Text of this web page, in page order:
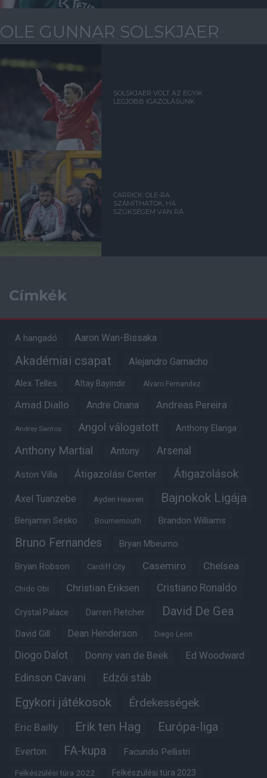
OLE GUNNAR SOLSKJAER
SOLSKJAER VOLT AZ EGYIK
LEGJOBB IGAZOLÁSUNK
CARRICK: OLE-RA
SZÁMÍTHATOK, HA
SZÜKSÉGEM VAN RÁ
Címkék
A hangadó Aaron Wan-Bissaka
Akadémiai csapat Alejandro Garnacho
Alex Telles Altay Bayindir Alvaro Fernandez
Amad Diallo Andre Onana Andreas Pereira
Andrey Santos Angol válogatott Anthony Elanga
Anthony Martial Antony Arsenal
Aston Villa Átigazolási Center Átigazolások
Axel Tuanzebe Ayden Heaven Bajnokok Ligája
Benjamin Sesko Bournemouth Brandon Williams
Bruno Fernandes Bryan Mbeumo
Bryan Robson Cardiff City Casemiro Chelsea
Chido Obi Christian Eriksen Cristiano Ronaldo
Crystal Palace Darren Fletcher David De Gea
David Gill Dean Henderson Diego Leon
Diogo Dalot Donny van de Beek Ed Woodward
Edinson Cavani Edzői stáb
Egykori játékosok Érdekességek
Eric Bailly Erik ten Hag Európa-liga
Everton FA-kupa Facundo Pellistri
Felkészülési túra 2022 Felkészülési túra 2023